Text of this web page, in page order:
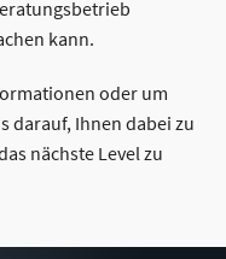
kann.
oder um
darauf, Ihnen dabei zu
nächste Level zu